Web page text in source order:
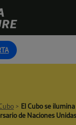
> El Cubo se
de Naciones Unidas